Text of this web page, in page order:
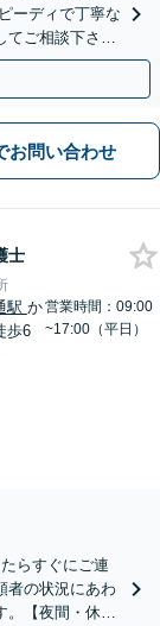
てご相談下さ
お問い合わせ
士
駅 か
歩6
営業時間：09:00
~17:00（平日）
らすぐにご連
者の状況にあわ
。【夜間・休日